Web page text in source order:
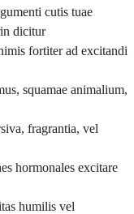
cutis tuae
dicitur
fortiter ad excitandi
squamae animalium,
fragrantia, vel
hormonales excitare
humilis vel